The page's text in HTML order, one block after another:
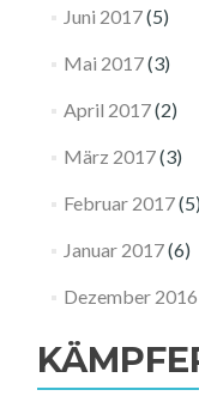
Juni 2017(5)
Mai 2017(3)
April 2017(2)
März 2017(3)
Februar 2017(5)
Januar 2017(6)
Dezember 2016